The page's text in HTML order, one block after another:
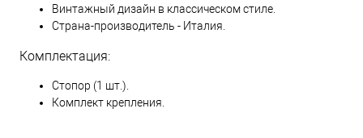
Винтажный дизайн в классическом стиле.
Страна-производитель - Италия.
Комплектация:
Стопор (1 шт.).
Комплект крепления.